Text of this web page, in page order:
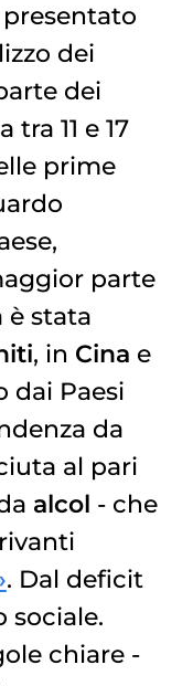
dei
dei
11 e 17
prime
parte
è stata
, in Cina e
dai Paesi
da
al pari
alcol - che
. Dal deficit
sociale.
chiare -